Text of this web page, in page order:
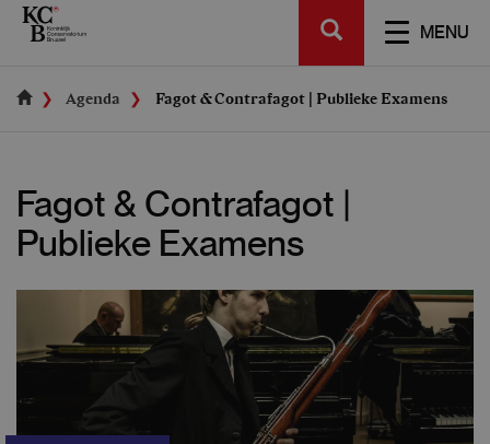
Skip
MENU
SEARCH
Agenda Fagot & Contrafagot | Publieke Examens
Fagot & Contrafagot |
Publieke Examens